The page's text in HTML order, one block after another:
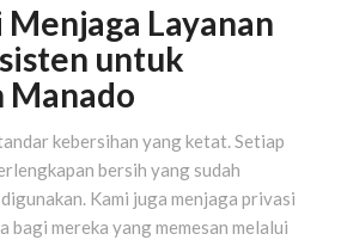
Menjaga Layanan
untuk
Manado
kebersihan yang ketat. Setiap
bersih yang sudah
Kami juga menjaga privasi
bagi mereka yang memesan melalui